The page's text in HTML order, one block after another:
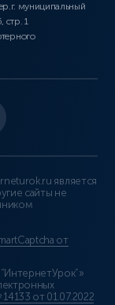
муниципальный
стр. 1
является
сайты не
от
от 01.07.2022